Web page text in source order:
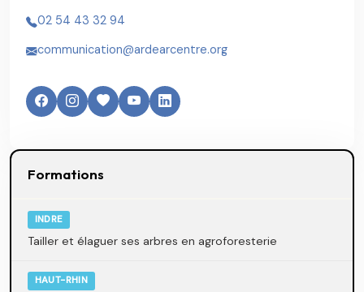
02 54 43 32 94
communication@ardearcentre.org
Formations
INDRE
Tailler et élaguer ses arbres en agroforesterie
HAUT-RHIN